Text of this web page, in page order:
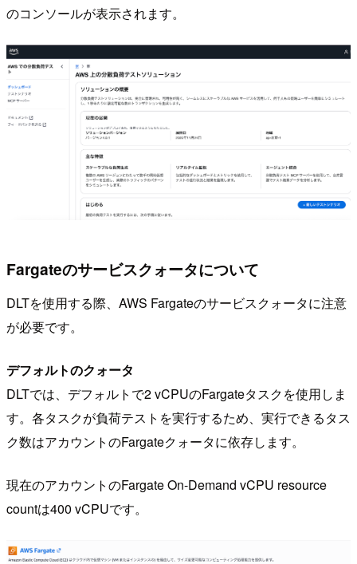
のコンソールが表示されます。
Fargateのサービスクォータについて
DLTを使用する際、AWS Fargateのサービスクォータに注意
が必要です。
デフォルトのクォータ
DLTでは、デフォルトで2 vCPUのFargateタスクを使用しま
す。各タスクが負荷テストを実行するため、実行できるタス
ク数はアカウントのFargateクォータに依存します。
現在のアカウントのFargate On-Demand vCPU resource
countは400 vCPUです。